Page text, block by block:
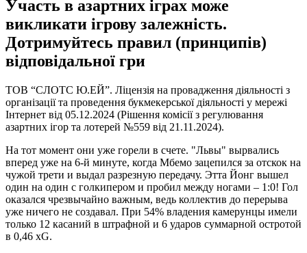
Участь в азартних іграх може
викликати ігрову залежність.
Дотримуйтесь правил (принципів)
відповідальної гри
ТОВ “СЛОТС Ю.ЕЙ”. Ліцензія на провадження діяльності з
організації та проведення букмекерської діяльності у мережі
Інтернет від 05.12.2024 (Рішення комісії з регулювання
азартних ігор та лотерей №559 від 21.11.2024).
На тот момент они уже горели в счете. "Львы" вырвались
вперед уже на 6-й минуте, когда Мбемо зацепился за отскок на
чужой трети и выдал разрезную передачу. Этта Йонг вышел
один на один с голкипером и пробил между ногами – 1:0! Гол
оказался чрезвычайно важным, ведь коллектив до перерыва
уже ничего не создавал. При 54% владения камерунцы имели
только 12 касаний в штрафной и 6 ударов суммарной остротой
в 0,46 xG.